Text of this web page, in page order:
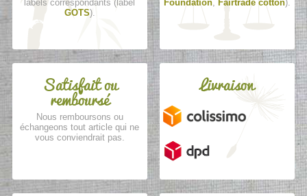
labels correspondants (label
GOTS).
Foundation, Fairtrade cotton).
Satisfait ou
remboursé
Nous remboursons ou
échangeons tout article qui ne
vous conviendrait pas.
Livraison